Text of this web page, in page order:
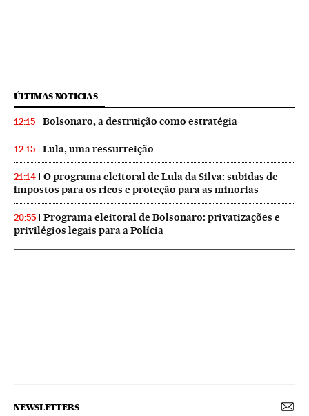
ÚLTIMAS NOTICIAS
12:15 Bolsonaro, a destruição como estratégia
12:15 Lula, uma ressurreição
21:14
O programa eleitoral de Lula da Silva: subidas de
impostos para os ricos e proteção para as minorias
20:55
Programa eleitoral de Bolsonaro: privatizações e
privilégios legais para a Polícia
NEWSLETTERS